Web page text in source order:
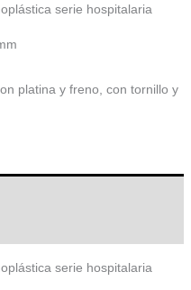
serie hospitalaria
platina y freno, con tornillo y
serie hospitalaria